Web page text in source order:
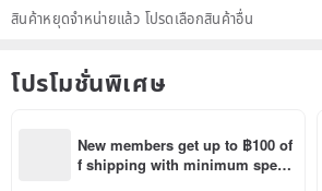
สินค้าหยุดจำหน่ายแล้ว โปรดเลือกสินค้าอื่น
โปรโมชั่นพิเศษ
New members get up to ฿100 of
f shipping with minimum spen